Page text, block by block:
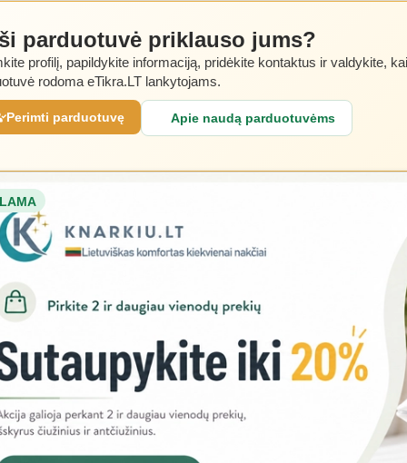
parduotuvė priklauso jums?
profilį, papildykite informaciją, pridėkite kontaktus ir valdykite,
rodoma eTikra.LT lankytojams.
Perimti parduotuvę Apie naudą parduotuvėms